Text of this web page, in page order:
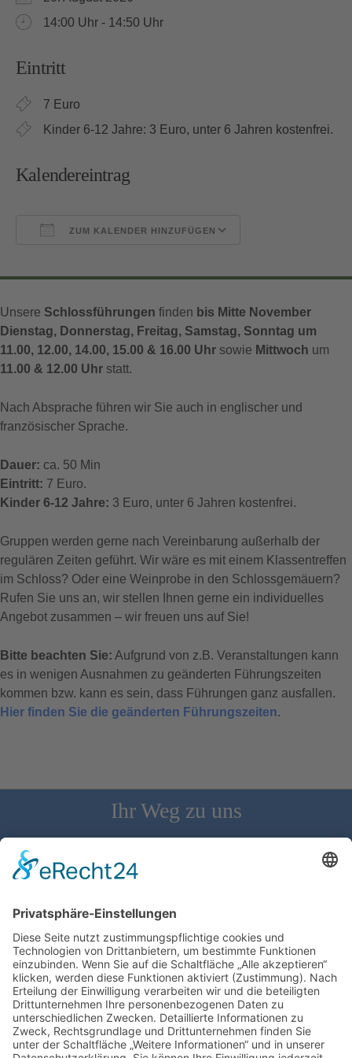
14:00 Uhr - 14:50 Uhr
Eintritt
7 Euro
Kinder 6-12 Jahre: 3 Euro, unter 6 Jahren kostenfrei.
Kalendereintrag
ZUM KALENDER HINZUFÜGEN
Unsere Schlossführungen finden bis Mitte November
Dienstag, Donnerstag, Freitag, Samstag, Sonntag um
11.00, 12.00, 14.00, 15.00 & 16.00 Uhr sowie Mittwoch um
11.00 & 12.00 Uhr statt.
Nach Absprache führen wir Sie auch in englischer und
französischer Sprache.
Dauer: ca. 50 Min
Eintritt: 7 Euro.
Kinder 6-12 Jahre: 3 Euro, unter 6 Jahren kostenfrei.
Gruppen werden gerne nach Vereinbarung außerhalb der
regulären Zeiten geführt. Wir wäre es mit einem Klassentreffen
im Schloss? Oder eine Weinprobe in den Schlossgemäuern?
Rufen Sie uns an, wir stellen Ihnen gerne ein individuelles
Angebot zusammen – wir freuen uns auf Sie!
Bitte beachten Sie: Aufgrund von z.B. Veranstaltungen kann
es in wenigen Ausnahmen zu geänderten Führungszeiten
kommen bzw. kann es sein, dass Führungen ganz ausfallen.
Hier finden Sie die geänderten Führungszeiten.
Ihr Weg zu uns
Schloss Bürgeln, 79418 Schliengen | Telefon: 07626/237 | E-
Mail: direktion@schlossbuergeln.de
Wir benötigen Ihre Zustimmung, um den
Google Maps-Service zu laden!
Wir verwenden einen Service eines
Drittanbieters, um Karteninhalte einzubetten.
Dieser Service kann Daten zu Ihren Aktivitäten
sammeln. Bitte lesen Sie die Details durch und
stimmen Sie der Nutzung des Service zu, um